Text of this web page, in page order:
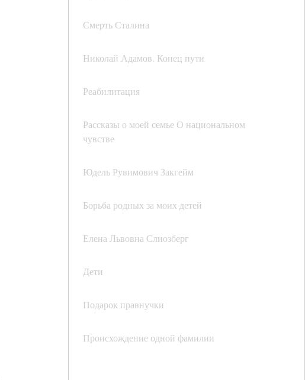
Смерть Сталина
Николай Адамов. Конец пути
Реабилитация
Рассказы о моей семье О национальном
чувстве
Юдель Рувимович Закгейм
Борьба родных за моих детей
Елена Львовна Слиозберг
Дети
Подарок правнучки
Происхождение одной фамилии